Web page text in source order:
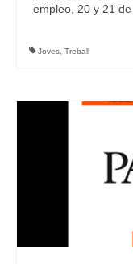
empleo, 20 y 21
Joves Treball